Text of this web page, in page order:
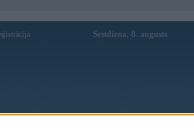
Sestdiena, 8. augusts